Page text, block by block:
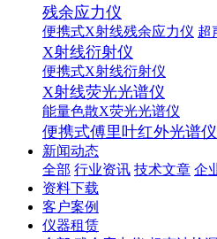
残余应力仪
便携式X射线残余应力仪 超
X射线衍射仪
便携式X射线衍射仪
X射线荧光光谱仪
能量色散X荧光光谱仪
便携式傅里叶红外光谱仪
新闻动态
全部 行业资讯 技术文章 企
资料下载
客户案例
仪器租赁